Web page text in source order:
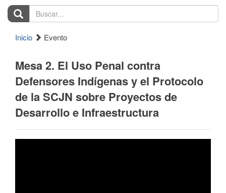
Buscar...
Inicio Evento
Mesa 2. El Uso Penal contra
Defensores Indígenas y el Protocolo
de la SCJN sobre Proyectos de
Desarrollo e Infraestructura